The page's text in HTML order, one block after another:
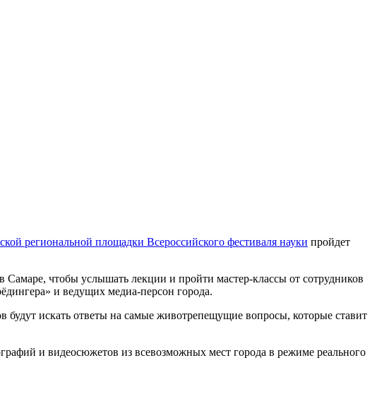
региональной площадки Всероссийского фестиваля науки пройдет
чтобы услышать лекции и пройти мастер-классы от сотрудников
и ведущих медиа-персон города.
искать ответы на самые животрепещущие вопросы, которые ставит
и видеосюжетов из всевозможных мест города в режиме реального